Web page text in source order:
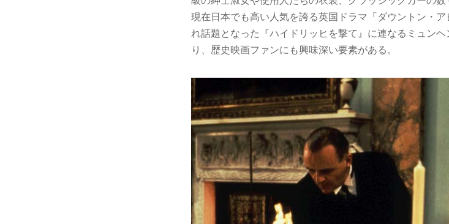
現在日本でも高い人気を誇る英国ドラマ「ダウントン・
れ話題となった『ハイドリッヒを撃て』に連なるミュン
り、歴史映画ファンにも興味深い要素がある。